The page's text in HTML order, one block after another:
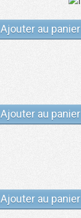
Ajouter au panier
Ajouter au panier
Ajouter au panier